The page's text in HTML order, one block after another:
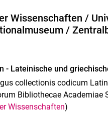
Wissenschaften /
/
- Lateinische und
collectionis codicum
Bibliothecae Academiae
Wissenschaften)